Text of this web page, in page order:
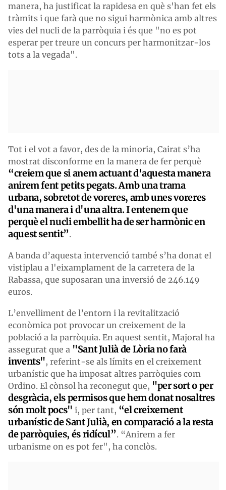
manera, ha justificat la rapidesa en què s'han fet els
tràmits i que farà que no sigui harmònica amb altres
vies del nucli de la parròquia i és que "no es pot
esperar per treure un concurs per harmonitzar-los
tots a la vegada".
Tot i el vot a favor, des de la minoria, Cairat s’ha
mostrat disconforme en la manera de fer perquè
“creiem que si anem actuant d'aquesta manera
anirem fent petits pegats. Amb una trama
urbana, sobretot de voreres, amb unes voreres
d'una manera i d'una altra. I entenem que
perquè el nucli embellit ha de ser harmònic en
aquest sentit”.
A banda d’aquesta intervenció també s’ha donat el
vistiplau a l'eixamplament de la carretera de la
Rabassa, que suposaran una inversió de 246.149
euros.
L’envelliment de l’entorn i la revitalització
econòmica pot provocar un creixement de la
població a la parròquia. En aquest sentit, Majoral ha
assegurat que a "Sant Julià de Lòria no farà
invents", referint-se als límits en el creixement
urbanístic que ha imposat altres parròquies com
Ordino. El cònsol ha reconegut que, "per sort o per
desgràcia, els permisos que hem donat nosaltres
són molt pocs" i, per tant, “el creixement
urbanístic de Sant Julià, en comparació a la resta
de parròquies, és ridícul”. “Anirem a fer
urbanisme on es pot fer", ha conclòs.